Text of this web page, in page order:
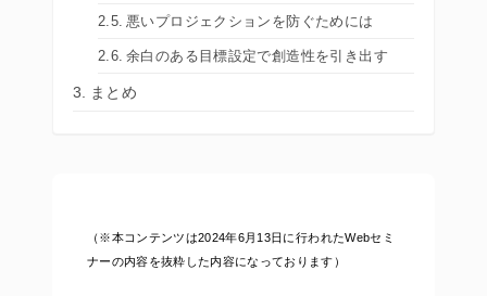
悪いプロジェクションを防ぐためには
余白のある目標設定で創造性を引き出す
まとめ
（※本コンテンツは2024年6月13日に行われたWebセミ
ナーの内容を抜粋した内容になっております）